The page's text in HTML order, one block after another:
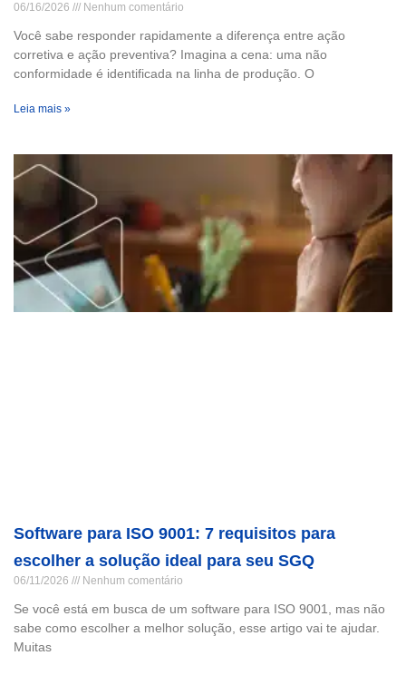
06/16/2026 Nenhum comentário
Você sabe responder rapidamente a diferença entre ação
corretiva e ação preventiva? Imagina a cena: uma não
conformidade é identificada na linha de produção. O
Leia mais »
Software para ISO 9001: 7 requisitos para
escolher a solução ideal para seu SGQ
06/11/2026 Nenhum comentário
Se você está em busca de um software para ISO 9001, mas não
sabe como escolher a melhor solução, esse artigo vai te ajudar.
Muitas